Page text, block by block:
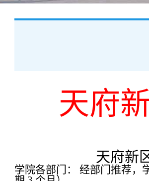
天府
天府新
学院各部门：经部门推荐，